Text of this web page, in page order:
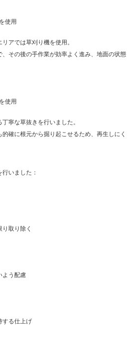
使用
アでは草刈り機を使用。
その後の手作業が効率よく進み、地面の状態
使用
寧な草抜きを行いました。
確に根元から掘り起こせるため、再生しにく
いました：
取り除く
よう配慮
する仕上げ